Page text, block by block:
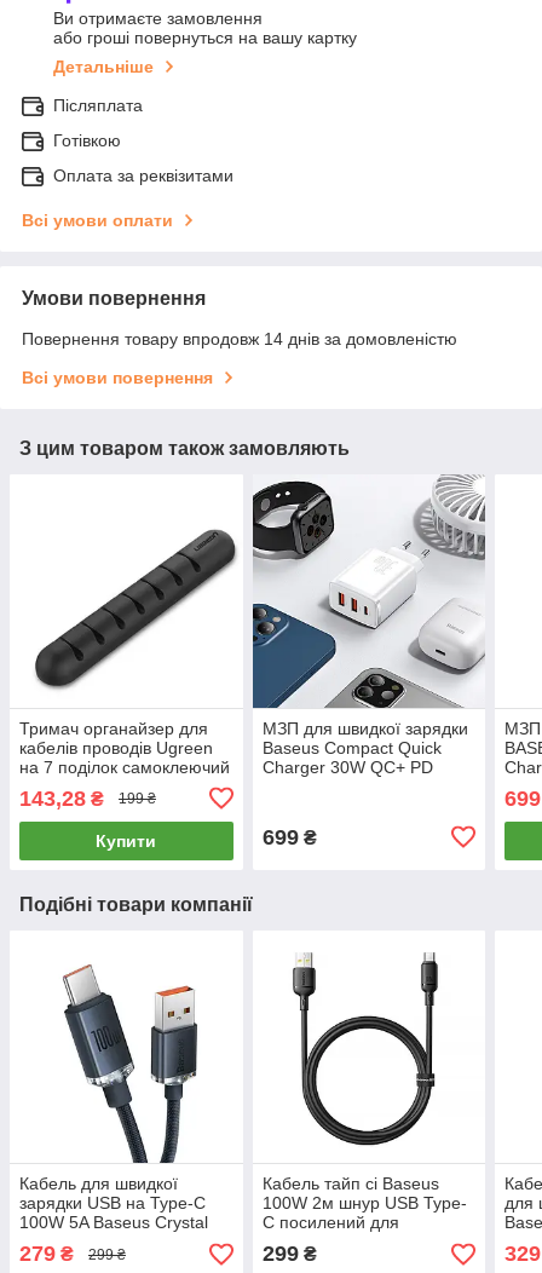
Ви отримаєте замовлення
або гроші повернуться на вашу картку
Детальніше
Післяплата
Готівкою
Оплата за реквізитами
Всі умови оплати
Умови повернення
Повернення товару впродовж 14 днів за домовленістю
Всі умови повернення
З цим товаром також замовляють
Тримач органайзер для
кабелів проводів Ugreen
на 7 поділок самоклеючий
143,28 ₴ 199 ₴
Купити
МЗП для швидкої зарядки
Baseus Compact Quick
Charger 30W QC+ PD
699₴
МЗП
699
Подібні товари компанії
Кабель для швидкої
зарядки USB на Type-C
100W 5A Baseus Crystal
Shine Series (чорний) 1.2м
279 ₴ 299 ₴
Кабель тайп сі Baseus
100W 2м шнур USB Type-
C посилений для
швидкого заряджання
телефона (чорний)
299₴
для
329